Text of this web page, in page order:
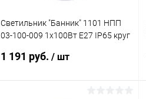
Светильник "Банник" 1101 НПП
03-100-009 1х100Вт E27 IP65 круг
1005500930
1 191 руб. / шт